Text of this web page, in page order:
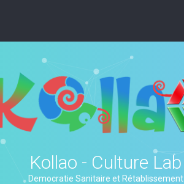
Kollao - Culture Lab
Democratie Sanitaire et Rétablissement